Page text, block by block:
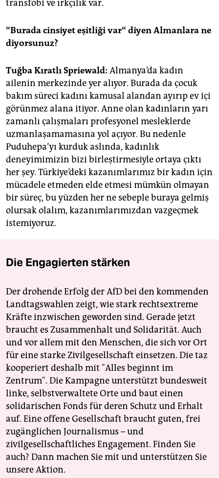
transfobi ve ırkçılık var.
“Burada cinsiyet eşitliği var“ diyen Almanlara ne
diyorsunuz?
Tuğba Kıratlı Spriewald: Almanya’da kadın
ailenin merkezinde yer alıyor. Burada da çocuk
bakım süreci kadını kamusal alandan ayırıp ev içi
görünmez alana itiyor. Anne olan kadınların yarı
zamanlı çalışmaları profesyonel mesleklerde
uzmanlaşamamasına yol açıyor. Bu nedenle
Puduhepa’yı kurduk aslında, kadınlık
deneyimimizin bizi birleştirmesiyle ortaya çıktı
her şey. Türkiye’deki kazanımlarımız bir kadın için
mücadele etmeden elde etmesi mümkün olmayan
bir süreç, bu yüzden her ne sebeple buraya gelmiş
olursak olalım, kazanımlarımızdan vazgeçmek
istemiyoruz.
Die Engagierten stärken
Der drohende Erfolg der AfD bei den kommenden
Landtagswahlen zeigt, wie stark rechtsextreme
Kräfte inzwischen geworden sind. Gerade jetzt
braucht es Zusammenhalt und Solidarität. Auch
und vor allem mit den Menschen, die sich vor Ort
für eine starke Zivilgesellschaft einsetzen. Die taz
kooperiert deshalb mit "Alles beginnt im
Zentrum". Die Kampagne unterstützt bundesweit
linke, selbstverwaltete Orte und baut einen
solidarischen Fonds für deren Schutz und Erhalt
auf. Eine offene Gesellschaft braucht guten, frei
zugänglichen Journalismus – und
zivilgesellschaftliches Engagement. Finden Sie
auch? Dann machen Sie mit und unterstützen Sie
unsere Aktion.